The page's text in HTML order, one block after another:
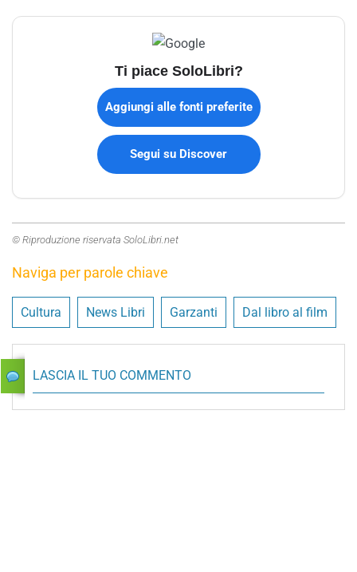
Ti piace SoloLibri?
Aggiungi alle fonti preferite
Segui su Discover
© Riproduzione riservata SoloLibri.net
Naviga per parole chiave
Cultura News Libri Garzanti Dal libro al film
LASCIA IL TUO COMMENTO